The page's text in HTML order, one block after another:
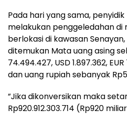
Pada hari yang sama,
melakukan penggeledahan di
berlokasi di kawasan
ditemukan Mata uang asing
74.494.427, USD 1.897.362,
dan uang rupiah sebanyak
”Jika dikonversikan maka
Rp920.912.303.714 (Rp920